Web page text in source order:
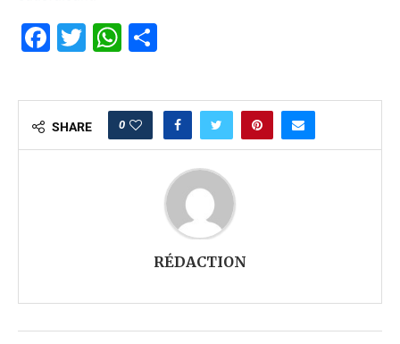
Facebook
TwitterWhatsApp
SHARE 0
RÉDACTION